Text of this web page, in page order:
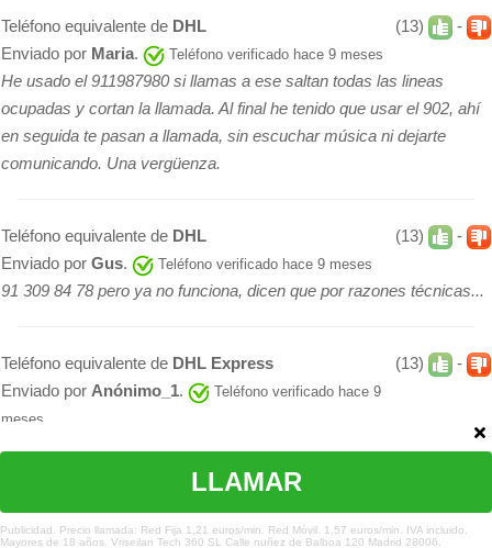
(13) -
Teléfono equivalente de DHL
Enviado por Maria. Teléfono verificado hace 9 meses
He usado el 911987980 si llamas a ese saltan todas las lineas
ocupadas y cortan la llamada. Al final he tenido que usar el 902, ahí
en seguida te pasan a llamada, sin escuchar música ni dejarte
comunicando. Una vergüenza.
(13) -
Teléfono equivalente de DHL
Enviado por Gus. Teléfono verificado hace 9 meses
91 309 84 78 pero ya no funciona, dicen que por razones técnicas...
(13) -
Teléfono equivalente de DHL Express
Enviado por Anónimo_1.
Teléfono verificado hace 9
meses
gracias por la información anterior.
¿Te hemos ayudado?
LLAMAR
Publicidad. Precio llamada: Red Fija 1,21 euros/min. Red Móvil. 1,57 euros/min. IVA incluido.
Mayores de 18 años. Vriseilan Tech 360 SL Calle nuñez de Balboa 120 Madrid 28006.